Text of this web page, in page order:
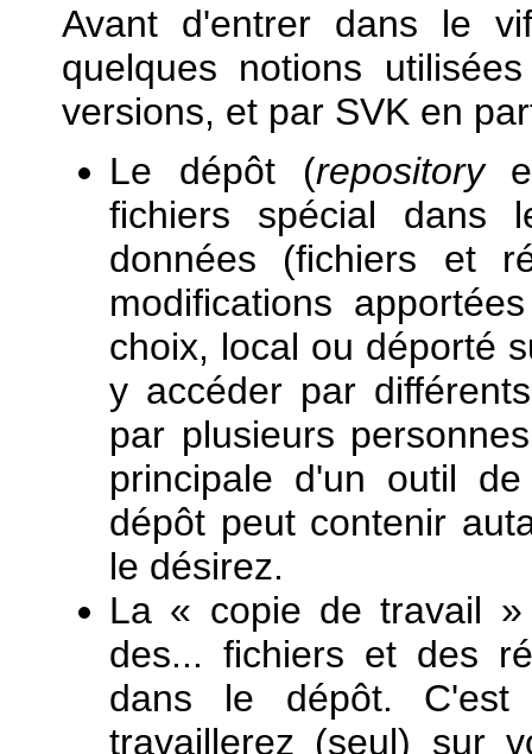
Avant d'entrer dans le
quelques notions
versions, et par SVK en
Le dépôt (repository
fichiers spécial dans
données (fichiers et
modifications
choix, local ou déporté
y accéder par
par plusieurs
principale d'un outil
dépôt peut contenir
le désirez.
La « copie de travail
des... fichiers et des
dans le dépôt.
travaillerez (seul) sur